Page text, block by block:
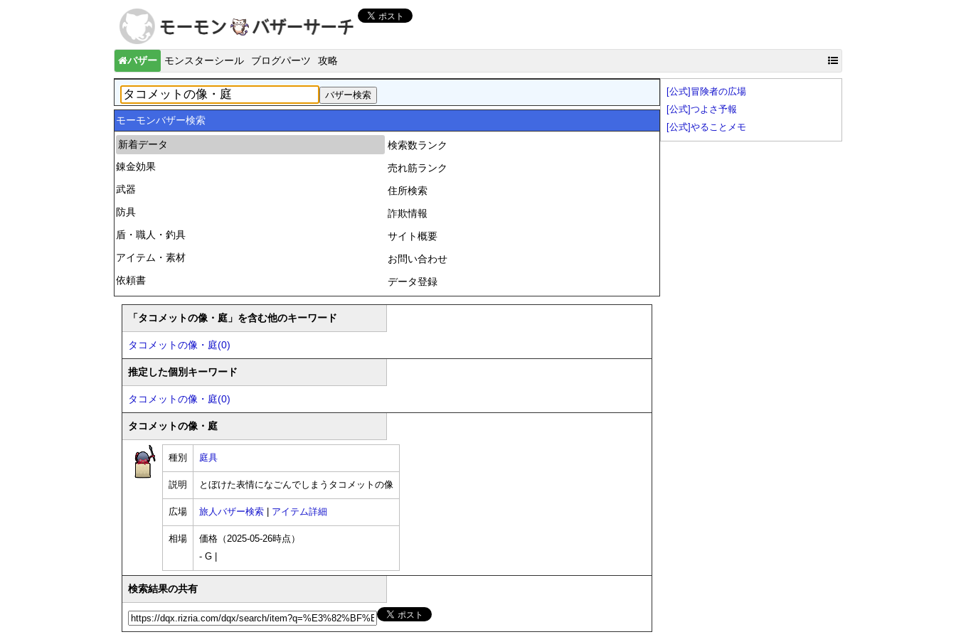
バザー モンスターシール ブログパーツ 攻略
モーモンバザー検索
新着データ
錬金効果
武器
防具
盾・職人・釣具
アイテム・素材
依頼書
検索数ランク
売れ筋ランク
住所検索
詐欺情報
サイト概要
お問い合わせ
データ登録
「タコメットの像・庭」を含む他のキーワード
タコメットの像・庭(0)
推定した個別キーワード
タコメットの像・庭(0)
タコメットの像・庭
種別 庭具
説明 とぼけた表情になごんでしまうタコメットの像
広場 旅人バザー検索 アイテム詳細
相場
価格（2025-05-26時点）
- G |
検索結果の共有
[公式]冒険者の広場
[公式]つよさ予報
[公式]やることメモ